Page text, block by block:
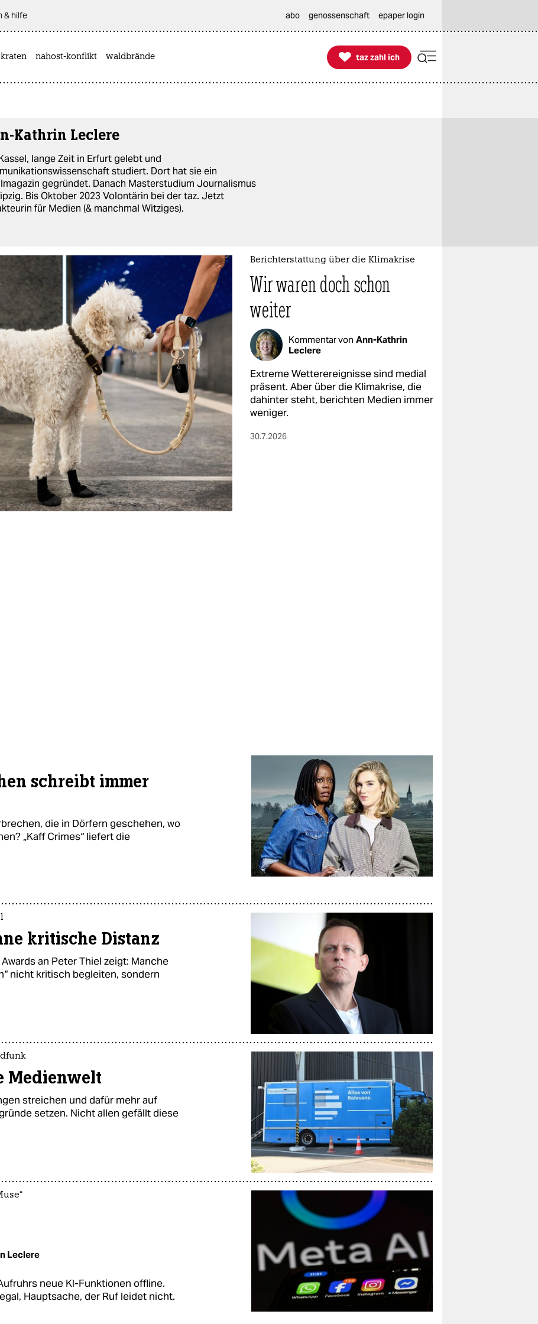
& hilfe abo genossenschaft epaper login
nahost-konflikt waldbrände 
taz zahl ich
taz zahl ich
Kathrin Leclere
lange Zeit in Erfurt gelebt und
studiert. Dort hat sie ein
gegründet. Danach Masterstudium Journalismus
Bis Oktober 2023 Volontärin bei der taz. Jetzt
für Medien (& manchmal Witziges).
Berichterstattung über die Klimakrise
Wir waren doch schon
weiter
Kommentar von Ann-Kathrin
Leclere
Extreme Wetterereignisse sind medial
präsent. Aber über die Klimakrise, die
dahinter steht, berichten Medien immer
weniger.
30.7.2026
schreibt immer
die in Dörfern geschehen, wo
„Kaff Crimes“ liefert die
kritische Distanz
an Peter Thiel zeigt: Manche
nicht kritisch begleiten, sondern
Medienwelt
streichen und dafür mehr auf
setzen. Nicht allen gefällt diese
Leclere
neue KI-Funktionen offline.
Hauptsache, der Ruf leidet nicht.